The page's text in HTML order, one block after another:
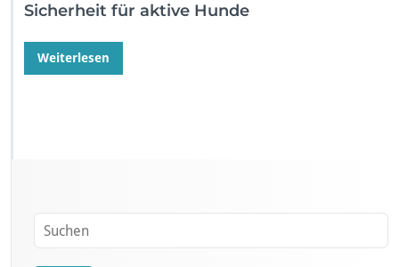
Sicherheit für aktive Hunde
Weiterlesen